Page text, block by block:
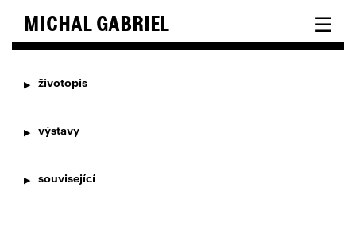
MICHAL GABRIEL ☰
životopis
výstavy
související